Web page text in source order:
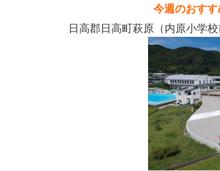
今週のおす
日高郡日高町萩原（内原小学